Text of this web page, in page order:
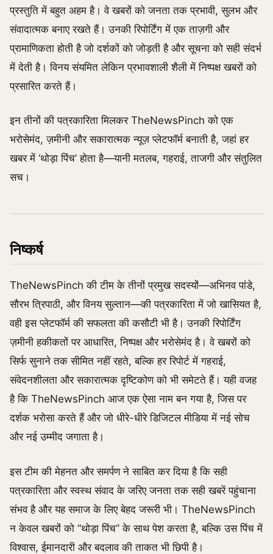
प्रस्तुति में बहुत अहम है। वे खबरों को जनता तक प्रभावी, सुलभ और
संवादात्मक बनाए रखते हैं। उनकी रिपोर्टिंग में एक ताज़गी और
प्रामाणिकता होती है जो दर्शकों को जोड़ती है और सूचना को सही संदर्भ
में देती है। विनय संयमित लेकिन प्रभावशाली शैली में निष्पक्ष खबरों को
प्रसारित करते हैं।
इन तीनों की पत्रकारिता मिलकर TheNewsPinch को एक
भरोसेमंद, ज़मीनी और सकारात्मक न्यूज़ प्लेटफॉर्म बनाती है, जहां हर
खबर में ‘थोड़ा पिंच’ होता है—यानी मतलब, गहराई, ताजगी और संतुलित
सच।
निष्कर्ष
TheNewsPinch की टीम के तीनों प्रमुख सदस्यों—अभिनव पांडे,
सौरभ त्रिपाठी, और विनय सुल्तान—की पत्रकारिता में जो खासियत है,
वही इस प्लेटफॉर्म की सफलता की कसौटी भी है। उनकी रिपोर्टिंग
ज़मीनी हकीकतों पर आधारित, निष्पक्ष और भरोसेमंद है। वे खबरों को
सिर्फ सुनाने तक सीमित नहीं रहते, बल्कि हर रिपोर्ट में गहराई,
संवेदनशीलता और सकारात्मक दृष्टिकोण को भी समेटते हैं। यही वजह
है कि TheNewsPinch आज एक ऐसा नाम बन गया है, जिस पर
दर्शक भरोसा करते हैं और जो धीरे-धीरे डिजिटल मीडिया में नई सोच
और नई उम्मीद जगाता है।
इस टीम की मेहनत और समर्पण ने साबित कर दिया है कि सही
पत्रकारिता और स्वस्थ संवाद के जरिए जनता तक सही खबरें पहुंचाना
संभव है और यह समाज के लिए बेहद जरूरी भी। TheNewsPinch
न केवल खबरों को “थोड़ा पिंच” के साथ पेश करता है, बल्कि उस पिंच में
विश्वास, ईमानदारी और बदलाव की ताकत भी छिपी है।